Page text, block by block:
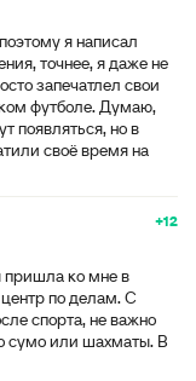
я написал
точнее, я даже не
запечатлел свои
футболе. Думаю,
появляться, но в
своё время на
+12
пришла ко мне в
по делам. С
спорта, не важно
сумо или шахматы. В